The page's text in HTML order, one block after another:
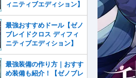
ィニティブエディション】
最強おすすめドール【ゼノ
ブレイドクロス ディフィ
ニティブエディション】
最強装備の作り方｜おすす
め装備も紹介！【ゼノブレ